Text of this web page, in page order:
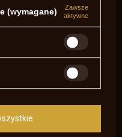
Zadaj pytanie
.45 S.360
(wymagane)
Zawsze
aktywne